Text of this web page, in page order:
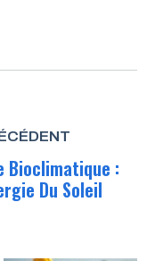
Bioclimatique :
Du Soleil